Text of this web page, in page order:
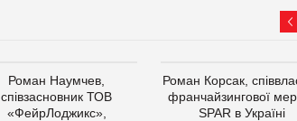
Роман Наумчев,
співзасновник ТОВ
«ФейрЛоджикс»,
Роман Корсак,
франчайзингової
SPAR в Україні